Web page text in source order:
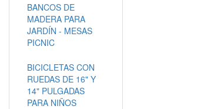
BANCOS DE
MADERA PARA
JARDÍN - MESAS
PICNIC
BICICLETAS CON
RUEDAS DE 16" Y
14" PULGADAS
PARA NIÑOS